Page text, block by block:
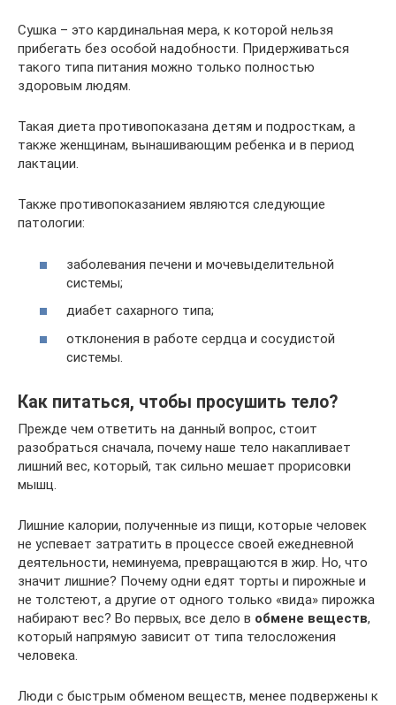
Сушка – это кардинальная мера, к которой нельзя
прибегать без особой надобности. Придерживаться
такого типа питания можно только полностью
здоровым людям.
Такая диета противопоказана детям и подросткам, а
также женщинам, вынашивающим ребенка и в период
лактации.
Также противопоказанием являются следующие
патологии:
заболевания печени и мочевыделительной
системы;
диабет сахарного типа;
отклонения в работе сердца и сосудистой
системы.
Как питаться, чтобы просушить тело?
Прежде чем ответить на данный вопрос, стоит
разобраться сначала, почему наше тело накапливает
лишний вес, который, так сильно мешает прорисовки
мышц.
Лишние калории, полученные из пищи, которые человек
не успевает затратить в процессе своей ежедневной
деятельности, неминуема, превращаются в жир. Но, что
значит лишние? Почему одни едят торты и пирожные и
не толстеют, а другие от одного только «вида» пирожка
набирают вес? Во первых, все дело в обмене веществ,
который напрямую зависит от типа телосложения
человека.
Люди с быстрым обменом веществ, менее подвержены к